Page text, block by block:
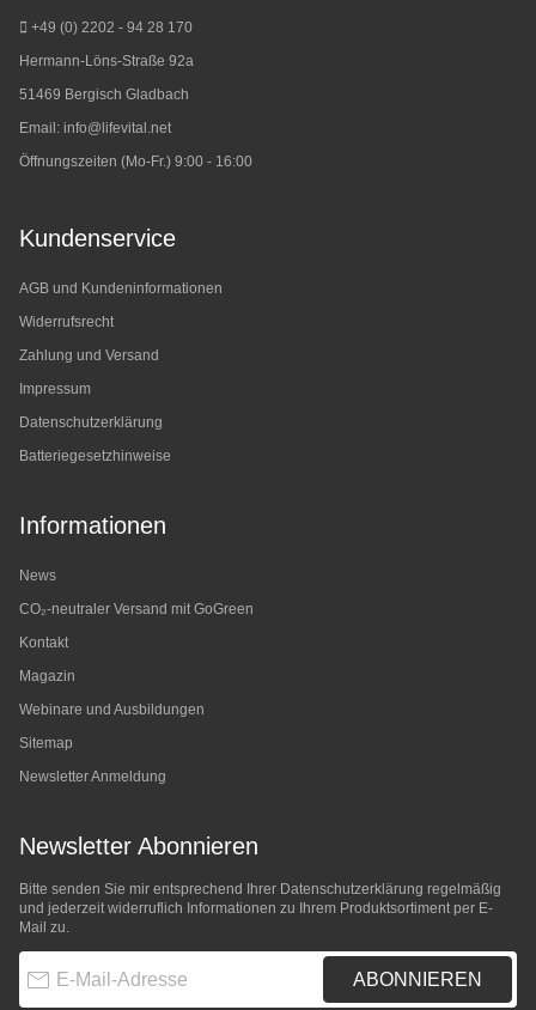
+49 (0) 2202 - 94 28 170
Hermann-Löns-Straße 92a
51469 Bergisch Gladbach
Email: info@lifevital.net
Öffnungszeiten (Mo-Fr.) 9:00 - 16:00
Kundenservice
AGB und Kundeninformationen
Widerrufsrecht
Zahlung und Versand
Impressum
Datenschutzerklärung
Batteriegesetzhinweise
Informationen
News
CO₂-neutraler Versand mit GoGreen
Kontakt
Magazin
Webinare und Ausbildungen
Sitemap
Newsletter Anmeldung
Newsletter Abonnieren
Bitte senden Sie mir entsprechend Ihrer Datenschutzerklärung regelmäßig
und jederzeit widerruflich Informationen zu Ihrem Produktsortiment per E-
Mail zu.
ABONNIEREN